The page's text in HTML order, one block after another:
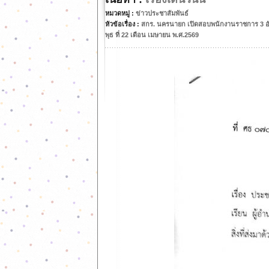
หมวดหมู่ : ข่าวประชาสัมพันธ์
หัวข้อเรื่อง : สกร. นครนายก เปิดสอบพนักงานราชการ 3
พุธ ที่ 22 เดือน เมษายน พ.ศ.2569